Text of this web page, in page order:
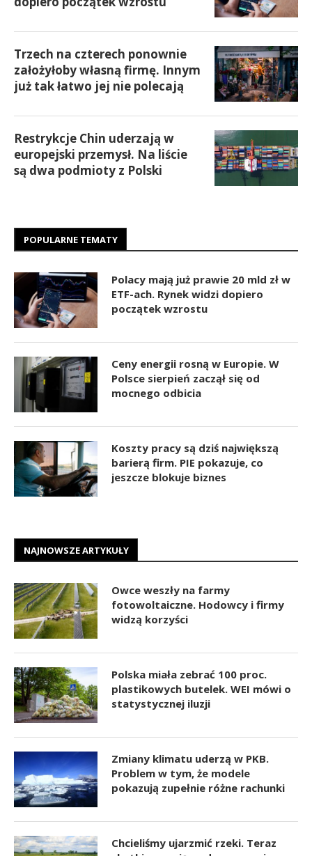
Trzech na czterech ponownie
założyłoby własną firmę. Innym
już tak łatwo jej nie polecają
Restrykcje Chin uderzają w
europejski przemysł. Na liście
są dwa podmioty z Polski
POPULARNE TEMATY
Polacy mają już prawie 20 mld zł w
ETF-ach. Rynek widzi dopiero
początek wzrostu
Ceny energii rosną w Europie. W
Polsce sierpień zaczął się od
mocnego odbicia
Koszty pracy są dziś największą
barierą firm. PIE pokazuje, co
jeszcze blokuje biznes
NAJNOWSZE ARTYKUŁY
Owce weszły na farmy
fotowoltaiczne. Hodowcy i firmy
widzą korzyści
Polska miała zebrać 100 proc.
plastikowych butelek. WEI mówi o
statystycznej iluzji
Zmiany klimatu uderzą w PKB.
Problem w tym, że modele
pokazują zupełnie różne rachunki
Chcieliśmy ujarzmić rzeki. Teraz